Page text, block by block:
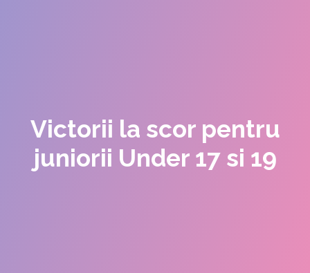
Victorii la scor pentru
juniorii Under 17 si 19